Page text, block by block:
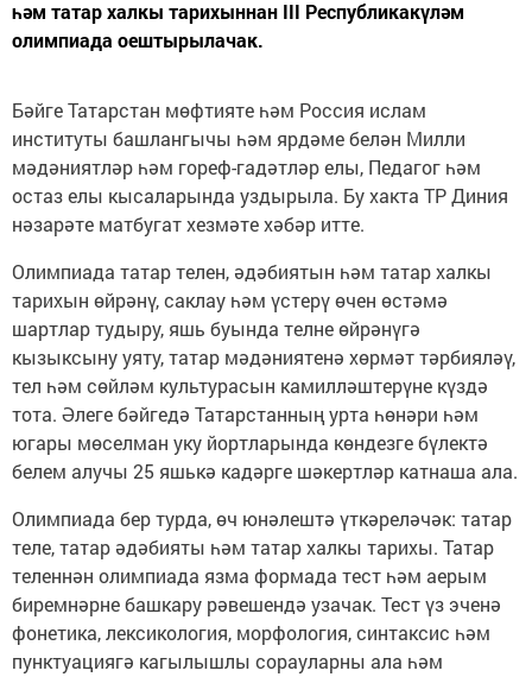
һәм татар халкы тарихыннан III Республикакүләм
олимпиада оештырылачак.
Бәйге Татарстан мөфтияте һәм Россия ислам
институты башлангычы һәм ярдәме белән Милли
мәдәниятләр һәм гореф-гадәтләр елы, Педагог һәм
остаз елы кысаларында уздырыла. Бу хакта ТР Диния
нәзарәте матбугат хезмәте хәбәр итте.
Олимпиада татар телен, әдәбиятын һәм татар халкы
тарихын өйрәнү, саклау һәм үстерү өчен өстәмә
шартлар тудыру, яшь буында телне өйрәнүгә
кызыксыну уяту, татар мәдәниятенә хөрмәт тәрбияләү,
тел һәм сөйләм культурасын камилләштерүне күздә
тота. Әлеге бәйгедә Татарстанның урта һөнәри һәм
югары мөселман уку йортларында көндезге бүлектә
белем алучы 25 яшькә кадәрге шәкертләр катнаша ала.
Олимпиада бер турда, өч юнәлештә үткәреләчәк: татар
теле, татар әдәбияты һәм татар халкы тарихы. Татар
теленнән олимпиада язма формада тест һәм аерым
биремнәрне башкару рәвешендә узачак. Тест үз эченә
фонетика, лексикология, морфология, синтаксис һәм
пунктуациягә кагылышлы сорауларны ала һәм